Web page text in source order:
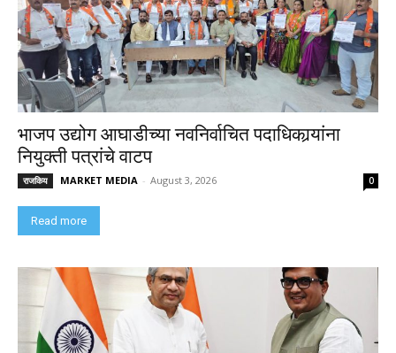
भाजप उद्योग आघाडीच्या नवनिर्वाचित पदाधिकार्‍यांना
नियुक्ती पत्रांचे वाटप
राजकिय MARKET MEDIA - August 3, 2026 0
Read more